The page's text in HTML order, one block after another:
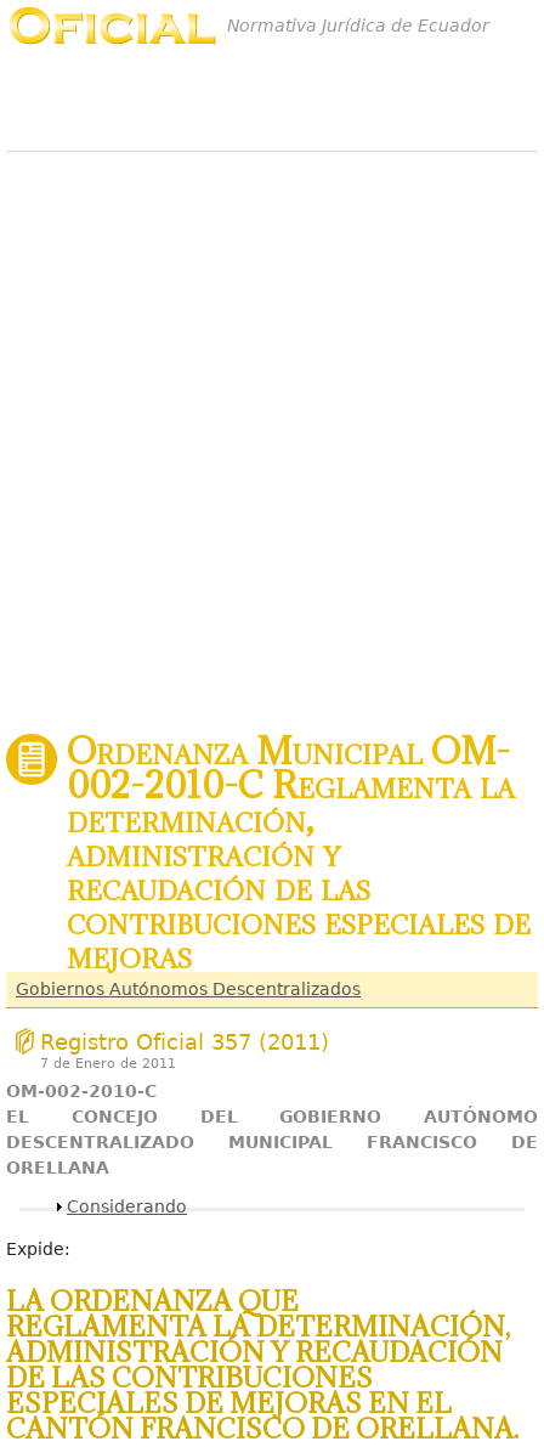
Normativa Jurídica de Ecuador
Ordenanza Municipal OM-
002-2010-C Reglamenta la
determinación,
administración y
recaudación de las
contribuciones especiales de
mejoras
Gobiernos Autónomos Descentralizados
Registro Oficial 357 (2011)
7 de Enero de 2011
OM-002-2010-C
EL CONCEJO DEL GOBIERNO AUTÓNOMO
DESCENTRALIZADO MUNICIPAL FRANCISCO DE
ORELLANA
Mostrar
Considerando
Expide:
LA ORDENANZA QUE
REGLAMENTA LA DETERMINACIÓN,
ADMINISTRACIÓN Y RECAUDACIÓN
DE LAS CONTRIBUCIONES
ESPECIALES DE MEJORAS EN EL
CANTÓN FRANCISCO DE ORELLANA.